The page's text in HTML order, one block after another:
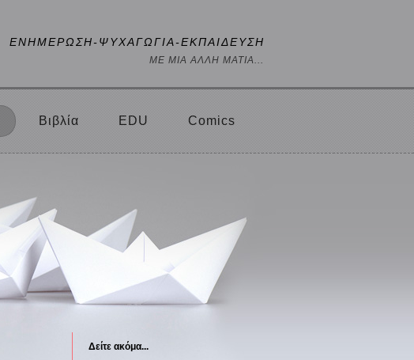
ΕΝΗΜΕΡΩΣΗ-ΨΥΧΑΓΩΓΙΑ-ΕΚΠΑΙΔΕΥΣΗ
ΜΕ ΜΙΑ ΑΛΛΗ ΜΑΤΙΑ...
Βιβλία EDU Comics
Δείτε ακόμα...